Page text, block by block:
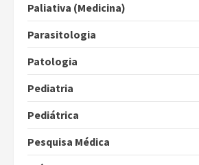
Paliativa (Medicina)
Parasitologia
Patologia
Pediatria
Pediátrica
Pesquisa Médica